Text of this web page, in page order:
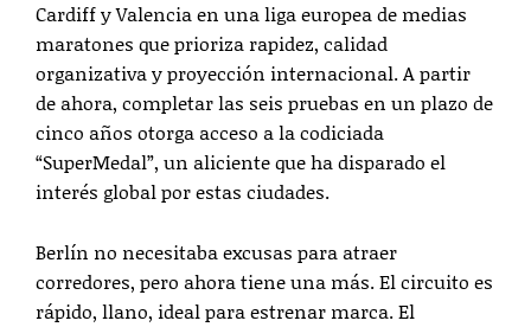
Cardiff y Valencia en una liga europea de medias
maratones que prioriza rapidez, calidad
organizativa y proyección internacional. A partir
de ahora, completar las seis pruebas en un plazo de
cinco años otorga acceso a la codiciada
“SuperMedal”, un aliciente que ha disparado el
interés global por estas ciudades.
Berlín no necesitaba excusas para atraer
corredores, pero ahora tiene una más. El circuito es
rápido, llano, ideal para estrenar marca. El